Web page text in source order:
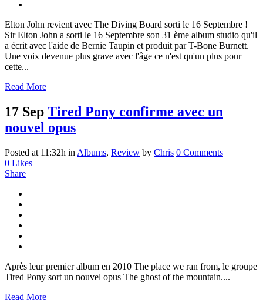
Elton John revient avec The Diving Board sorti le 16 Septembre !
Sir Elton John a sorti le 16 Septembre son 31 ème album studio qu'il
a écrit avec l'aide de Bernie Taupin et produit par T-Bone Burnett.
Une voix devenue plus grave avec l'âge ce n'est qu'un plus pour
cette...
Read More
17 Sep Tired Pony confirme avec un
nouvel opus
Posted at 11:32h in Albums, Review by Chris 0 Comments
0 Likes
Share
Après leur premier album en 2010 The place we ran from, le groupe
Tired Pony sort un nouvel opus The ghost of the mountain....
Read More